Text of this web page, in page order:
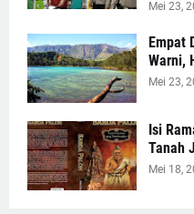
Mei 23,
Empat
Warni,
Mei 23,
Isi
Tanah
Mei 18,